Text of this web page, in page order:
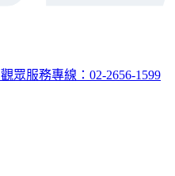
觀眾服務專線：02-2656-1599